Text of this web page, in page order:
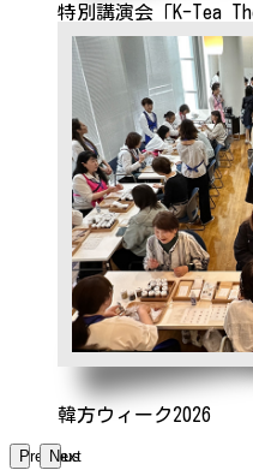
特別講演会「K-Tea
韓方ウィーク2026
Previous
Next